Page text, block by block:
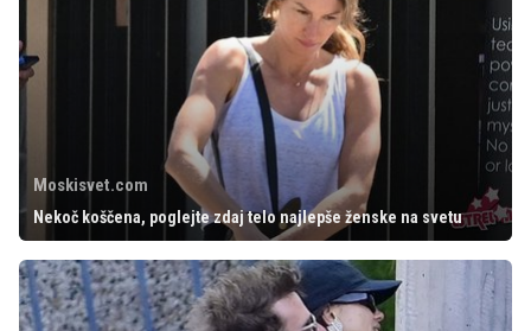
Moskisvet.com
Nekoč koščena, poglejte zdaj telo najlepše ženske na svetu